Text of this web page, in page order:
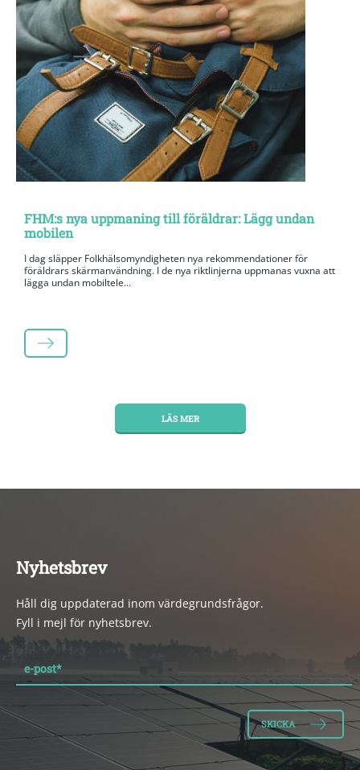
FHM:s nya uppmaning till föräldrar: Lägg undan
mobilen
I dag släpper Folkhälsomyndigheten nya rekommendationer för
föräldrars skärmanvändning. I de nya riktlinjerna uppmanas vuxna att
lägga undan mobiltele...
LÄS MER
LÄS MER
Nyhetsbrev
Håll dig uppdaterad inom värdegrundsfrågor.
Fyll i mejl för nyhetsbrev.
e-post*